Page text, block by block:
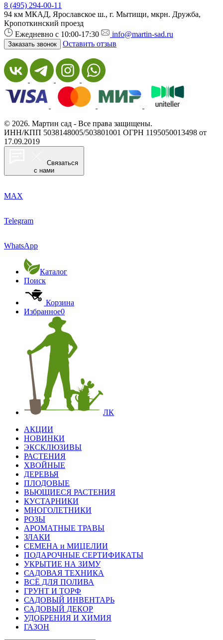
8 (495) 294-00-11
94 км МКАД, Ярославское ш., г. Мытищи, мкрн. Дружба,
Кропоткинский проезд
Ежедневно с 10:00-17:30
info@martin-sad.ru
Заказать звонок Оставить отзыв
© 2026. Мартин сад - Все права защищены.
ИНН/КПП 5038148005/503801001 ОГРН 1195050013498 от
17.09.2019
Связаться
с нами
MAX
Telegram
WhatsApp
Каталог
Поиск
Корзина
Избранное0
ЛК
АКЦИИ
НОВИНКИ
ЭКСКЛЮЗИВЫ
РАСТЕНИЯ
ХВОЙНЫЕ
ДЕРЕВЬЯ
ПЛОДОВЫЕ
ВЬЮЩИЕСЯ РАСТЕНИЯ
КУСТАРНИКИ
МНОГОЛЕТНИКИ
РОЗЫ
АРОМАТНЫЕ ТРАВЫ
ЗЛАКИ
СЕМЕНА и МИЦЕЛИИ
ПОДАРОЧНЫЕ СЕРТИФИКАТЫ
УКРЫТИЕ НА ЗИМУ
САДОВАЯ ТЕХНИКА
ВСЁ ДЛЯ ПОЛИВА
ГРУНТ И ТОРФ
САДОВЫЙ ИНВЕНТАРЬ
САДОВЫЙ ДЕКОР
УДОБРЕНИЯ И ХИМИЯ
ГАЗОН